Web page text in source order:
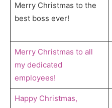
Merry Christmas to the
best boss ever!
Merry Christmas to all
my dedicated
employees!
Happy Christmas,